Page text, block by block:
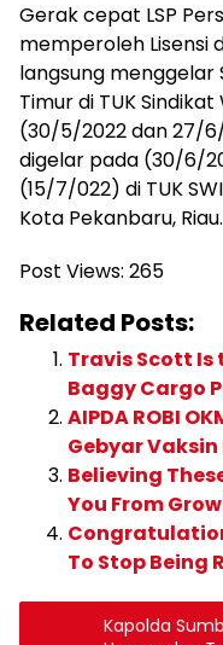
Gerak cepat LSP
memperoleh Lisensi
langsung menggelar
Timur di TUK
(30/5/2022 dan 27/
digelar pada (30/6/
(15/7/022) di TUK
Kota Pekanbaru,
Post Views: 265
Related Posts:
Travis Scott Is
Baggy Cargo
AIPDA ROBI
Gebyar Vaksin
Believing
You From
To Stop Being
Kapolda